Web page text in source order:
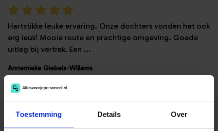
Toestemming Details Over
Hartstikke leuke ervaring. Onze dochters vonden het ook
erg leuk! Mooie route en prachtige omgeving. Goede
uitleg bij vertrek. Een ...
Annemieke Giebels-Willems
14 oktober 2025